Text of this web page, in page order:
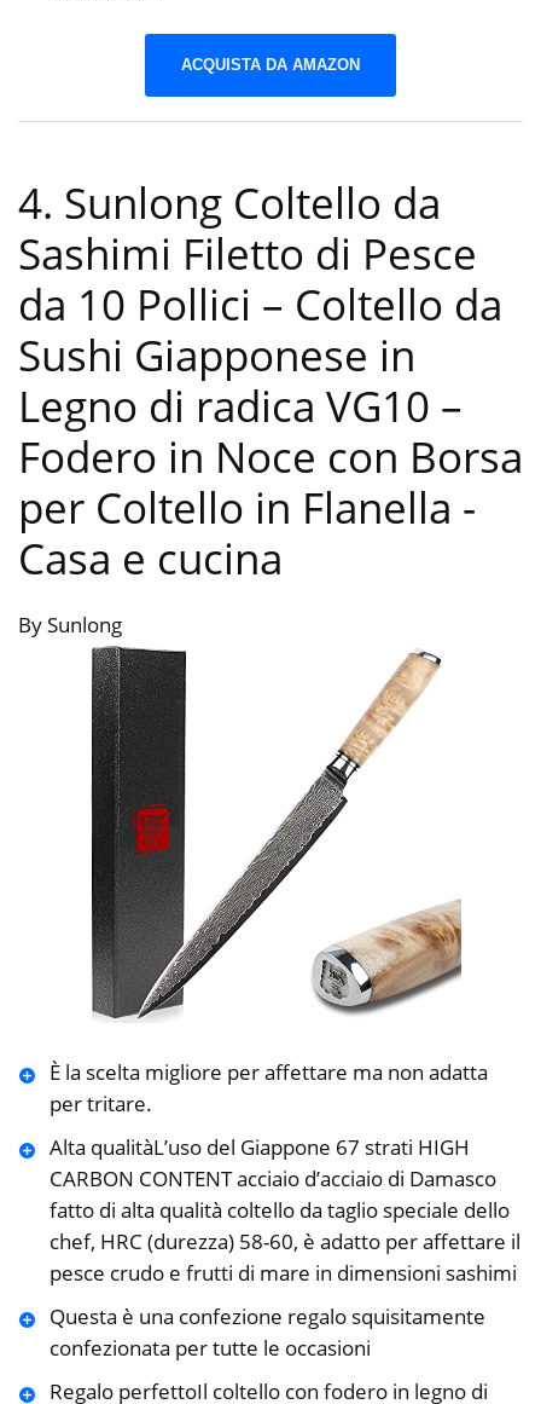
ACQUISTA DA AMAZON
4. Sunlong Coltello da
Sashimi Filetto di Pesce
da 10 Pollici – Coltello da
Sushi Giapponese in
Legno di radica VG10 –
Fodero in Noce con Borsa
per Coltello in Flanella -
Casa e cucina
By Sunlong
È la scelta migliore per affettare ma non adatta
per tritare.
Alta qualitàL’uso del Giappone 67 strati HIGH
CARBON CONTENT acciaio d’acciaio di Damasco
fatto di alta qualità coltello da taglio speciale dello
chef, HRC (durezza) 58-60, è adatto per affettare il
pesce crudo e frutti di mare in dimensioni sashimi
Questa è una confezione regalo squisitamente
confezionata per tutte le occasioni
Regalo perfettoIl coltello con fodero in legno di